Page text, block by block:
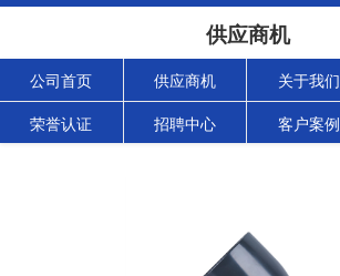
供应商机
公司首页 供应商机 关于我们
荣誉认证 招聘中心 客户案例